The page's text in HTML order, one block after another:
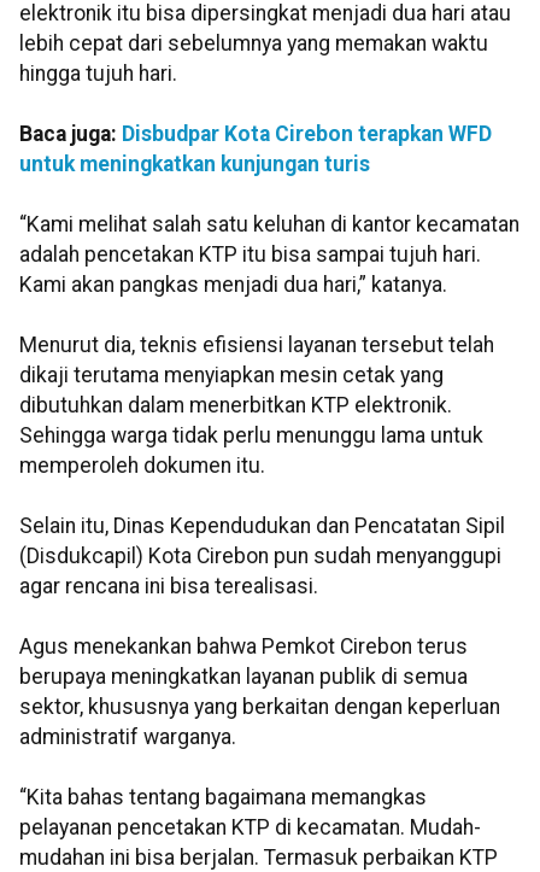
elektronik itu bisa dipersingkat menjadi dua hari atau
lebih cepat dari sebelumnya yang memakan waktu
hingga tujuh hari.
Baca juga: Disbudpar Kota Cirebon terapkan WFD
untuk meningkatkan kunjungan turis
“Kami melihat salah satu keluhan di kantor kecamatan
adalah pencetakan KTP itu bisa sampai tujuh hari.
Kami akan pangkas menjadi dua hari,” katanya.
Menurut dia, teknis efisiensi layanan tersebut telah
dikaji terutama menyiapkan mesin cetak yang
dibutuhkan dalam menerbitkan KTP elektronik.
Sehingga warga tidak perlu menunggu lama untuk
memperoleh dokumen itu.
Selain itu, Dinas Kependudukan dan Pencatatan Sipil
(Disdukcapil) Kota Cirebon pun sudah menyanggupi
agar rencana ini bisa terealisasi.
Agus menekankan bahwa Pemkot Cirebon terus
berupaya meningkatkan layanan publik di semua
sektor, khususnya yang berkaitan dengan keperluan
administratif warganya.
“Kita bahas tentang bagaimana memangkas
pelayanan pencetakan KTP di kecamatan. Mudah-
mudahan ini bisa berjalan. Termasuk perbaikan KTP